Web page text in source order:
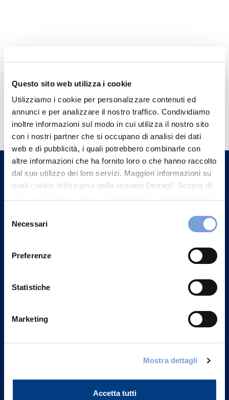
Questo sito web utilizza i cookie
Utilizziamo i cookie per personalizzare contenuti ed
annunci e per analizzare il nostro traffico. Condividiamo
inoltre informazioni sul modo in cui utilizza il nostro sito
con i nostri partner che si occupano di analisi dei dati
web e di pubblicità, i quali potrebbero combinarle con
altre informazioni che ha fornito loro o che hanno raccolto
dal suo utilizzo dei loro servizi. Maggiori informazioni su
quali cookie utilizziamo nella sezione Dettagli. Scopra di
può trovare nel footer del sito nella sezione "Informativa
delNecessari
Preferenze
Statistiche
Marketing
Mostra dettagli
Accetta tutti
Hai bisogno di
informazioni?
Trova l'Agenzia più vicina a te e parla con
un nostro Agente.
Contattaci
Vittoria Assicurazioni S.p.A.
Part. IVA 01329510158